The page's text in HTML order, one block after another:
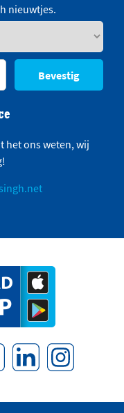
nieuwtjes.
Bevestig
het ons weten, wij